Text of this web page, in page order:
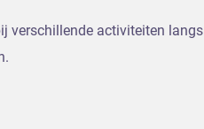
verschillende activiteiten